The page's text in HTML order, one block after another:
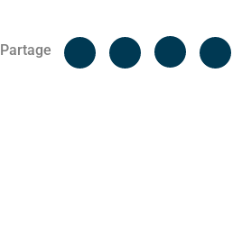
Partage
Facebook